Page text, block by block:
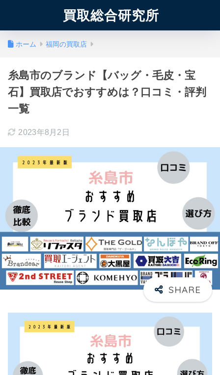
買取総合研究所
ホーム 福岡の買取店
糸島市のブランド【バッグ・毛皮・宝
石】買取店でおすすめは？口コミ・評判
一覧
2023年8月2日